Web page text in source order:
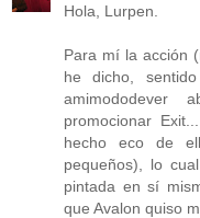
Hola, Lurpen.
Para mí la acción
he dicho,
amimododever
promocionar
hecho eco de
pequeños), lo
pintada en sí
que Avalon quiso